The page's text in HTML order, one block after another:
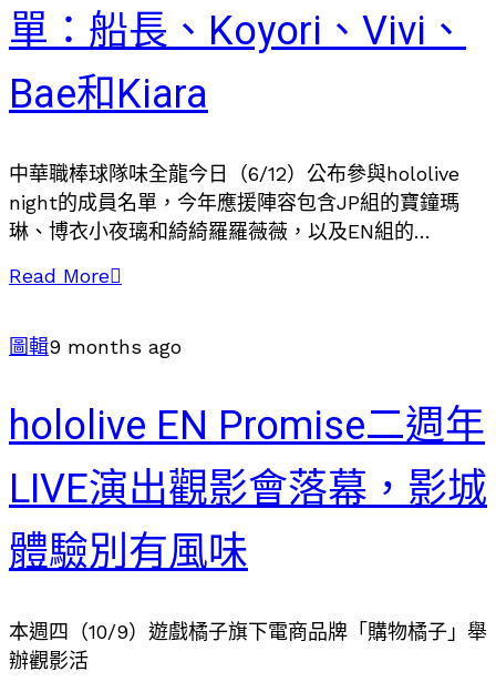
單：船長、Koyori、Vivi、
Bae和Kiara
中華職棒球隊味全龍今日（6/12）公布參與hololive
night的成員名單，今年應援陣容包含JP組的寶鐘瑪
琳、博衣小夜璃和綺綺羅羅薇薇，以及EN組的
Read More
圖輯9 months ago
hololive EN Promise二週年
LIVE演出觀影會落幕，影城
體驗別有風味
本週四（10/9）遊戲橘子旗下電商品牌「購物橘子」舉
辦觀影活